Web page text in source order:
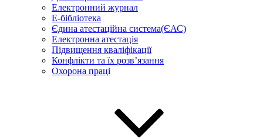
Електронний журнал
E-бібліотека
Єдина атестаційна система(ЄАС)
Електронна атестація
Підвищення кваліфікації
Конфлікти та їх розв’язання
Охорона праці